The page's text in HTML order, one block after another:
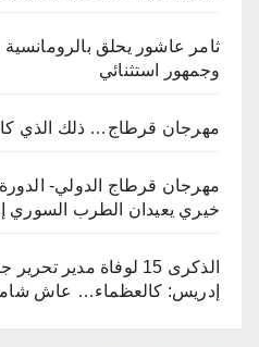
ثامر عاشور يحلق
وجمهور استثنائي
مهرجان قرطاج… ذلك الذي
خيري يعيدان الطرب السوري
الذكرى 15 لوفاة مدير
إدريس: كالعظماء… عاش